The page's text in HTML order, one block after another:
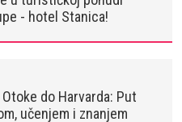
- hotel Stanica!
do Harvarda: Put
učenjem i znanjem